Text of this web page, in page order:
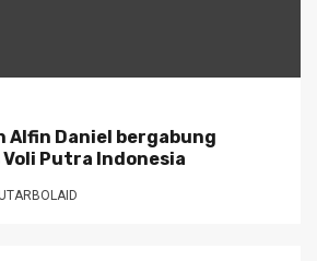
Alfin Daniel bergabung
Putra Indonesia